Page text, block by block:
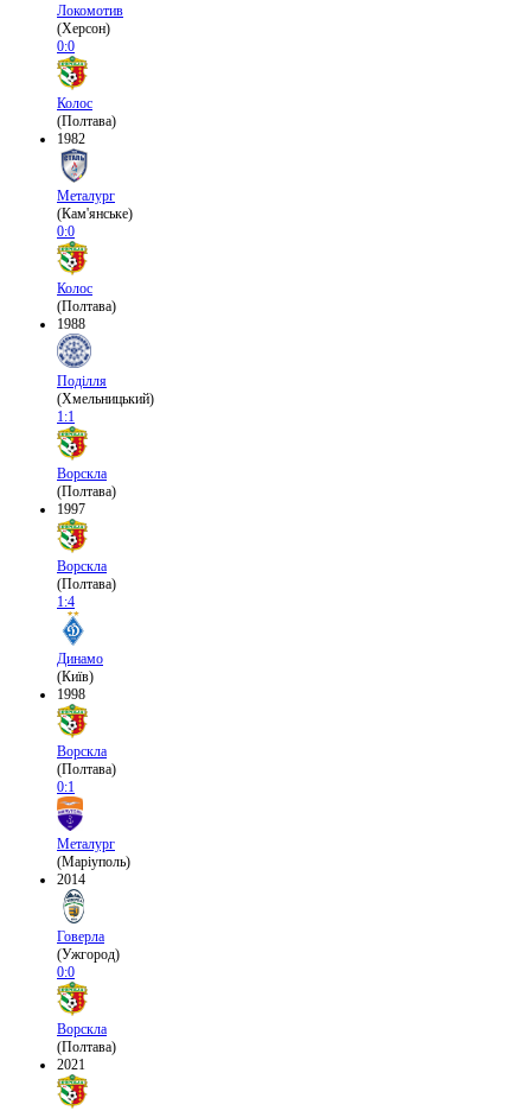
Локомотив
(Херсон)
0:0
Колос
(Полтава)
1982
Металург
(Кам'янське)
0:0
Колос
(Полтава)
1988
Поділля
(Хмельницький)
1:1
Ворскла
(Полтава)
1997
Ворскла
(Полтава)
1:4
Динамо
(Київ)
1998
Ворскла
(Полтава)
0:1
Металург
(Маріуполь)
2014
Говерла
(Ужгород)
0:0
Ворскла
(Полтава)
2021